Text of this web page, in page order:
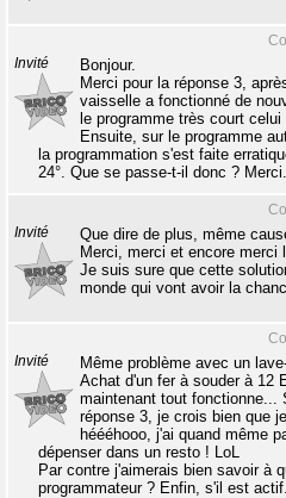
Invité
Bonjour.
Merci pour la réponse 3,
vaisselle a fonctionné de
le programme très court celui
Ensuite, sur le programme
la programmation s'est faite
24°. Que se passe-t-il donc ? Merci.
Invité
Que dire de plus, même
Merci, merci et encore merci
Je suis sure que cette
monde qui vont avoir la
Invité
Même problème avec un
Achat d'un fer à souder à 12
maintenant tout fonctionne...
réponse 3, je crois bien que
héééhooo, j'ai quand même
dépenser dans un resto ! LoL
Par contre j'aimerais bien savoir à
programmateur ? Enfin, s'il est